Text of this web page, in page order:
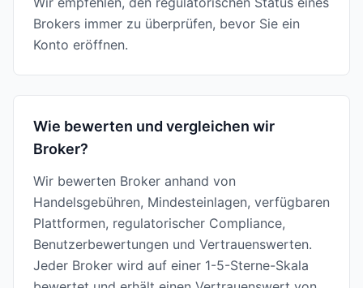
Brokers immer zu überprüfen, bevor Sie ein
Konto eröffnen.
Wie bewerten und vergleichen wir
Broker?
Wir bewerten Broker anhand von
Handelsgebühren, Mindesteinlagen, verfügbaren
Plattformen, regulatorischer Compliance,
Benutzerbewertungen und Vertrauenswerten.
Jeder Broker wird auf einer 1-5-Sterne-Skala